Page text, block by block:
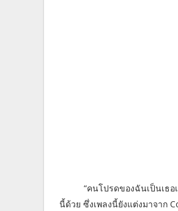
“คนโปรดของฉันเป็นเธอเสม
นี้ด้วย ซึ่งเพลงนี้ยังแต่งมาจาก